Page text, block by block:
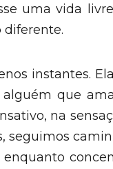
uma vida
diferente.
instantes.
que
na
seguimos